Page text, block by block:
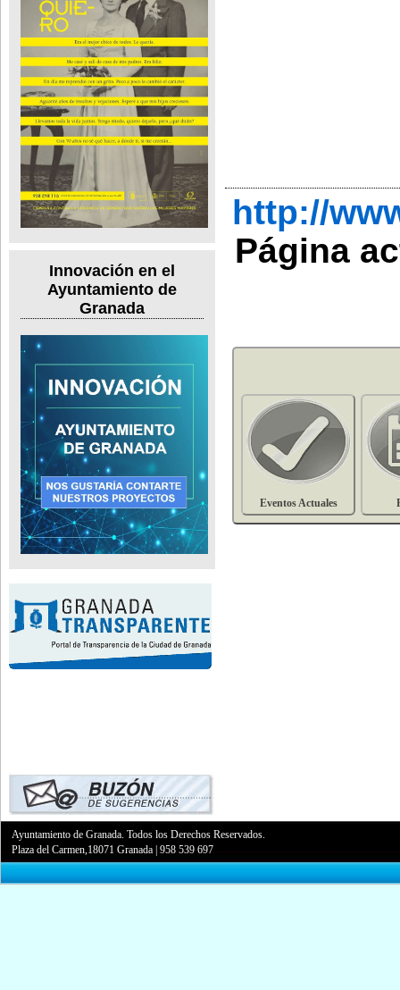
Innovación en el
Ayuntamiento de
Granada
http://
Página
Eventos Actuales
Ayuntamiento de Granada. Todos los Derechos Reservados.
Plaza del Carmen,18071 Granada |958 539 697